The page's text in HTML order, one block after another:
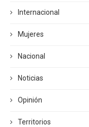
Internacional
Mujeres
Nacional
Noticias
Opinión
Territorios